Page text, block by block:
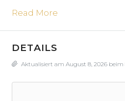
Read More
DETAILS
Aktualisiert am August 8, 2026 beim